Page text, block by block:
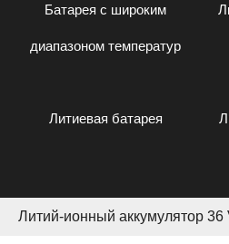
Батарея с широким
диапазоном температур
Литиевая батарея
Литий-ионный аккумулятор 36